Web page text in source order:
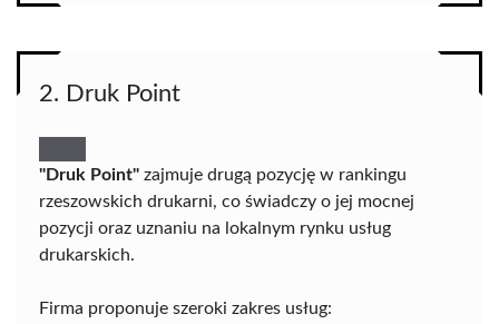
2. Druk Point
"Druk Point" zajmuje drugą pozycję w rankingu
rzeszowskich drukarni, co świadczy o jej mocnej
pozycji oraz uznaniu na lokalnym rynku usług
drukarskich.
Firma proponuje szeroki zakres usług: